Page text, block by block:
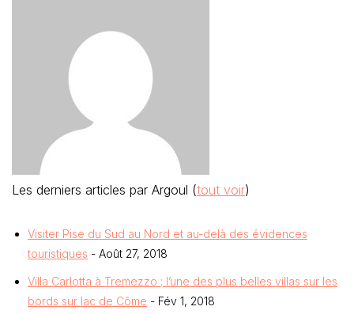
Les derniers articles par Argoul (tout voir)
Visiter Pise du Sud au Nord et au-delà des évidences
touristiques - Août 27, 2018
Villa Carlotta à Tremezzo ; l’une des plus belles villas sur les
bords sur lac de Côme - Fév 1, 2018